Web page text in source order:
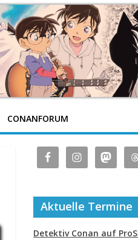
CONANFORUM
Aktuelle Termine
Detektiv Conan auf